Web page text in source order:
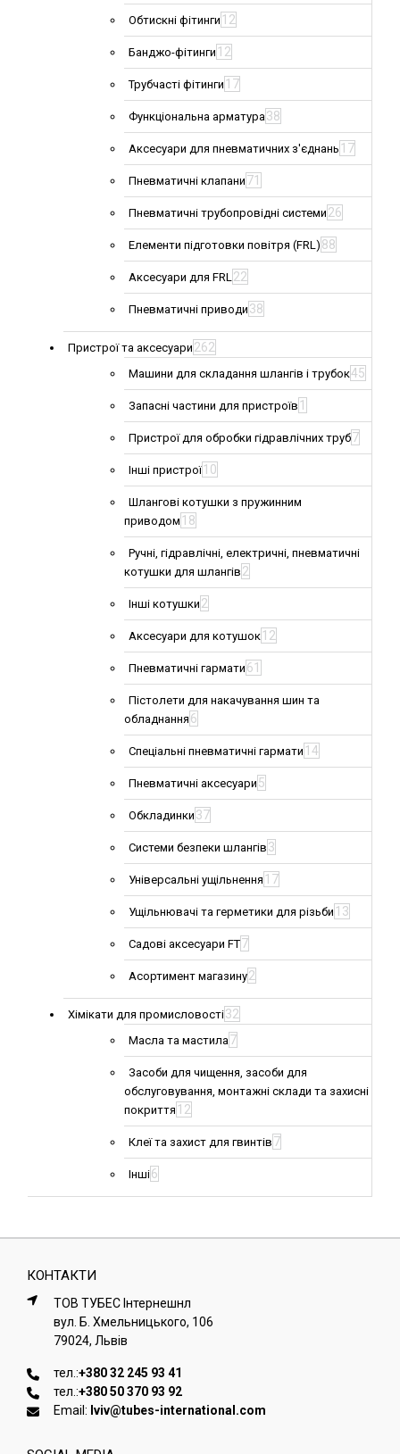
Обтискні фітинги 12
Банджо-фітинги 12
Трубчасті фітинги 17
Функціональна арматура38
Аксесуари для пневматичних з'єднань 17
Пневматичні клапани 71
Пневматичні трубопровідні системи 26
Елементи підготовки повітря (FRL) 88
Аксесуари для FRL22
Пневматичні приводи 38
Пристрої та аксесуари 262
Машини для складання шлангів і трубок45
Запасні частини для пристроїв 1
Пристрої для обробки гідравлічних труб7
Інші пристрої 10
Шлангові котушки з пружинним
приводом 18
Ручні, гідравлічні, електричні, пневматичні
котушки для шлангів 2
Інші котушки 2
Аксесуари для котушок 12
Пневматичні гармати 61
Пістолети для накачування шин та
обладнання 6
Спеціальні пневматичні гармати 14
Пневматичні аксесуари 5
Обкладинки 37
Системи безпеки шлангів 3
Універсальні ущільнення 17
Ущільнювачі та герметики для різьби 13
Садові аксесуари FT7
Асортимент магазину2
Хімікати для промисловості32
Масла та мастила7
Засоби для чищення, засоби для
обслуговування, монтажні склади та захисні
покриття 12
Клеї та захист для гвинтів 7
Інші6
КОНТАКТИ
ТОВ ТУБЕС Iнтернешнл
вул. Б. Хмельницького, 106
79024, Львiв
тел.:+380 32 245 93 41
тел.:+380 50 370 93 92
Email: lviv@tubes-international.com